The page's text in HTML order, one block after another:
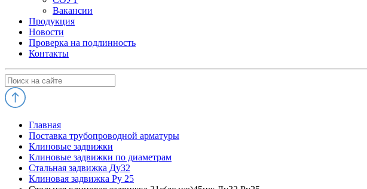
Вакансии
Продукция
Новости
Проверка на подлинность
Контакты
Главная
Поставка трубопроводной арматуры
Клиновые задвижки
Клиновые задвижки по диаметрам
Стальная задвижка Ду32
Клиновая задвижка Ру 25